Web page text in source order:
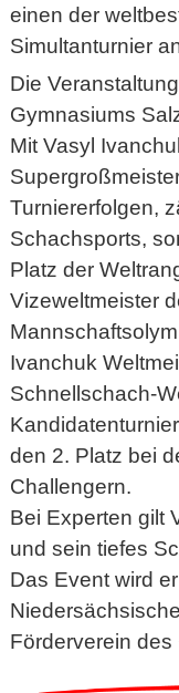
einen der
Simultanturnier
Die
Gymnasiums
Mit Vasyl
Turniererfolgen,
Schachsports,
Platz der
Vizeweltmeister
Ivanchuk
Schnellschach-
den 2. Platz bei
Challengern.
Bei Experten gilt
und sein tiefes
Das Event wird
Förderverein